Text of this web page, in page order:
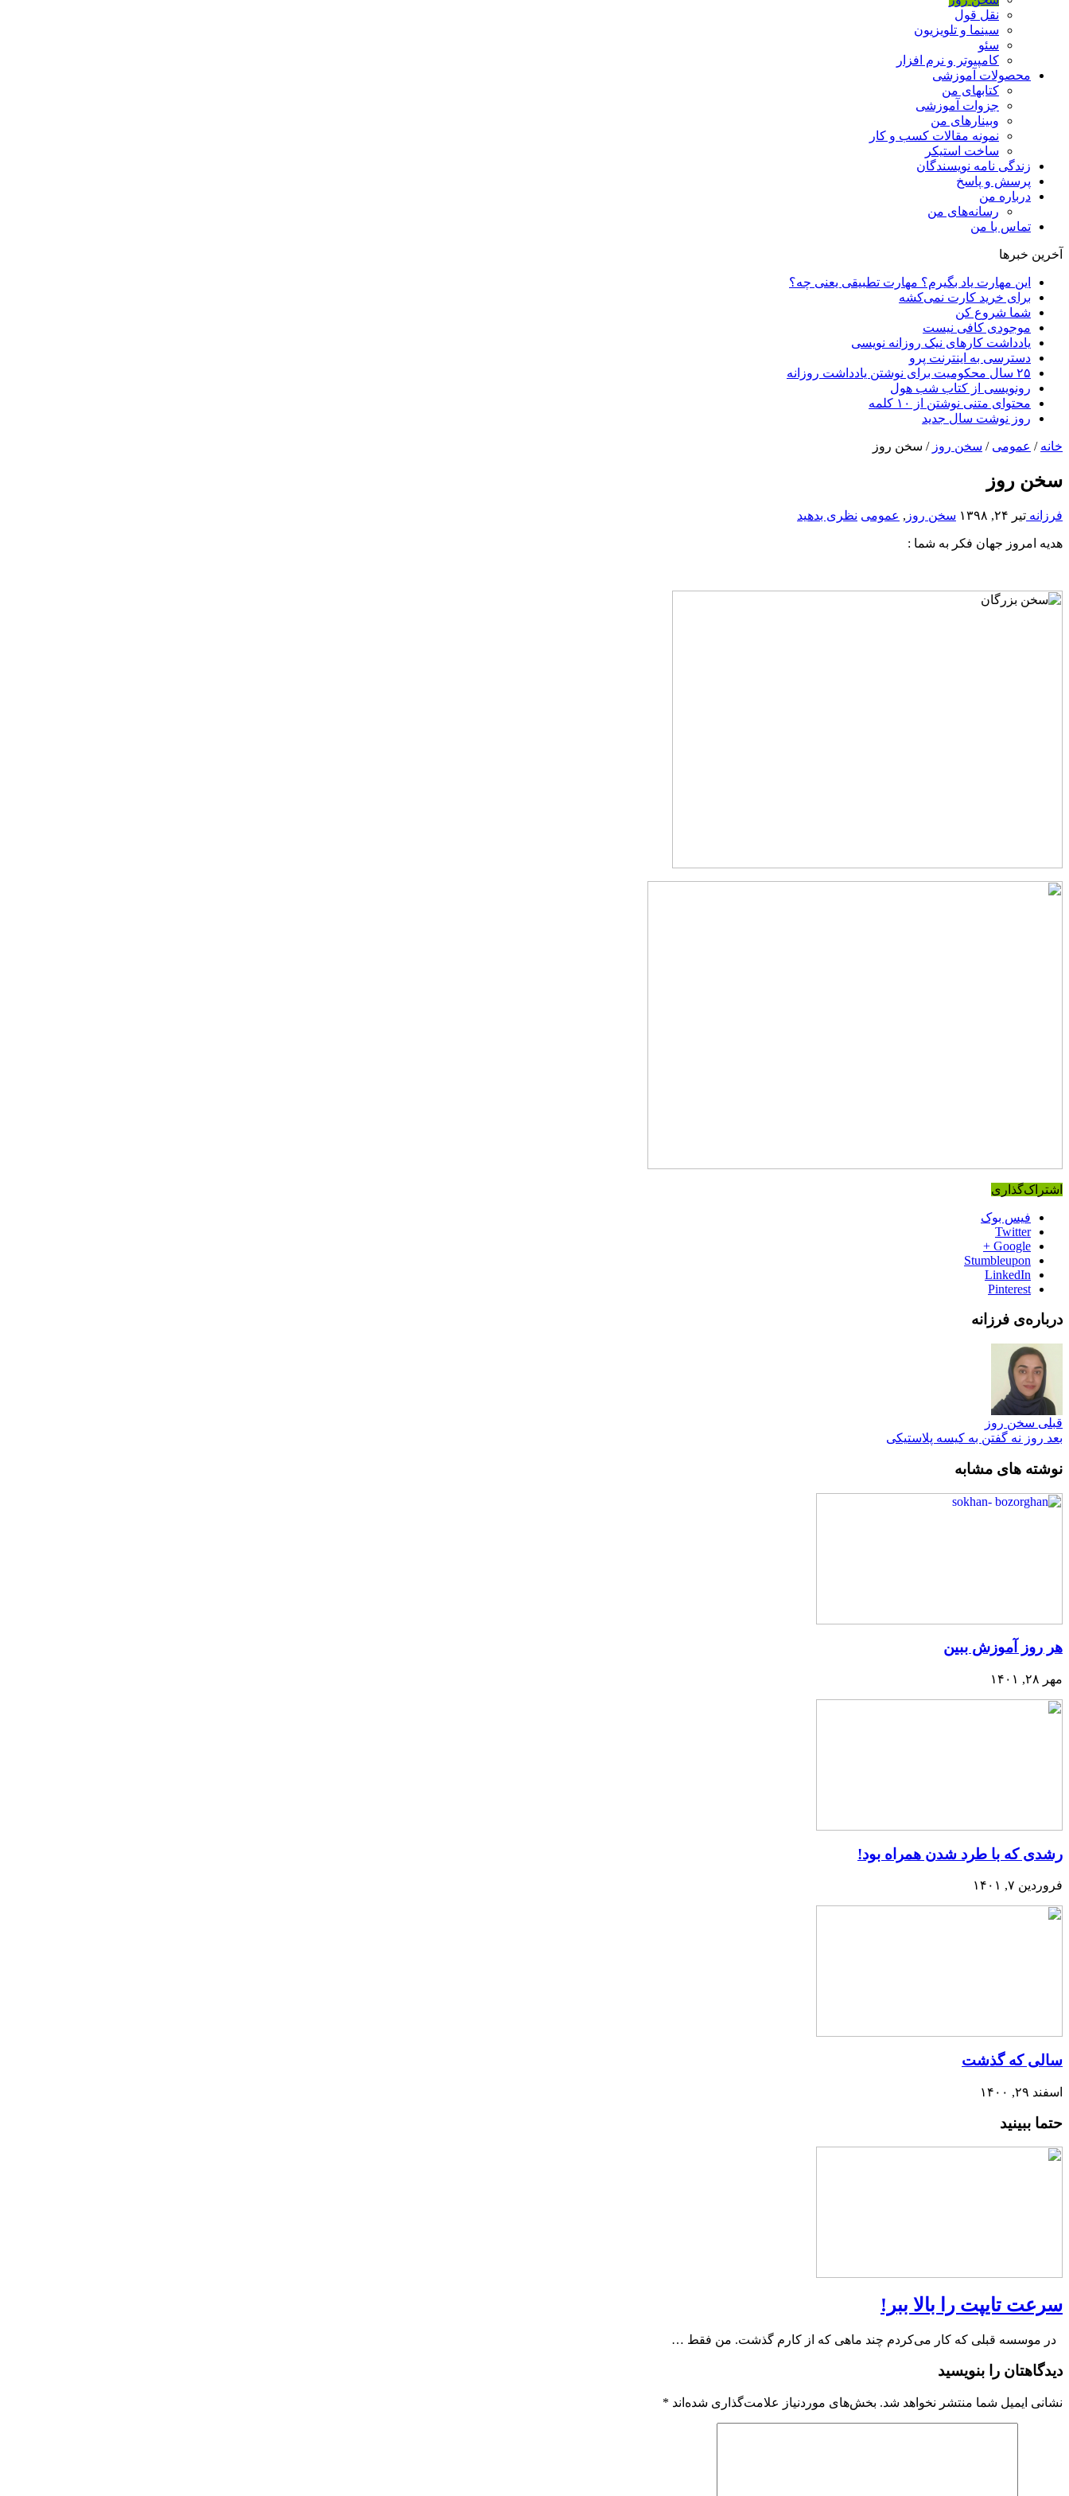
نقل قول
سینما و تلویزیون
سئو
کامپیوتر و نرم افزار
محصولات آموزشی
کتابهای من
جزوات آموزشی
وبینارهای من
نمونه مقالات کسب و کار
ساخت استیکر
زندگی نامه نویسندگان
پرسش و پاسخ
درباره من
رسانه‌ها‌ی من
تماس با من
آخرین خبرها
این مهارت یاد بگیرم؟ مهارت تطبیقی یعنی چه؟
برای خرید کارت نمی‌‌کشه
شما شروع کن
موجودی کافی نیست
یادداشت کارهای نیک روزانه نویسی
دسترسی به اینترنت پرو
۲۵ سال محکومیت برای نوشتن یادداشت روزانه
رونویسی از کتاب شب هول
محتوای متنی نوشتن از ۱۰ کلمه
روز نوشت سال جدید
خانه / عمومی / سخن روز / سخن روز
سخن روز
فرزانه تیر ۲۴, ۱۳۹۸ سخن روز , عمومی نظری بدهید
هدیه امروز جهان فکر به شما :
اشتراک‌گذاری
فیس بوک
Twitter
Google +
Stumbleupon
LinkedIn
Pinterest
درباره‌ی فرزانه
قبلی سخن روز
بعد روز نه گفتن به کیسه پلاستیکی
نوشته های مشابه
هر روز آموزش ببین
مهر ۲۸, ۱۴۰۱
رشدی که با طرد شدن همراه بود!
فروردین ۷, ۱۴۰۱
سالی که گذشت
اسفند ۲۹, ۱۴۰۰
حتما ببینید
سرعت تایپت را بالا ببر!
در موسسه قبلی که کار می‌کردم چند ماهی که از کارم گذشت. من فقط …
دیدگاهتان را بنویسید
نشانی ایمیل شما منتشر نخواهد شد. بخش‌های موردنیاز علامت‌گذاری شده‌اند *